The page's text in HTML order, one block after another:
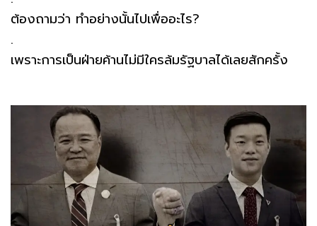
ต้องถามว่า ทำอย่างนั้นไปเพื่ออะไร?
.
เพราะการเป็นฝ่ายค้านไม่มีใครล้มรัฐบาลได้เลยสักครั้ง